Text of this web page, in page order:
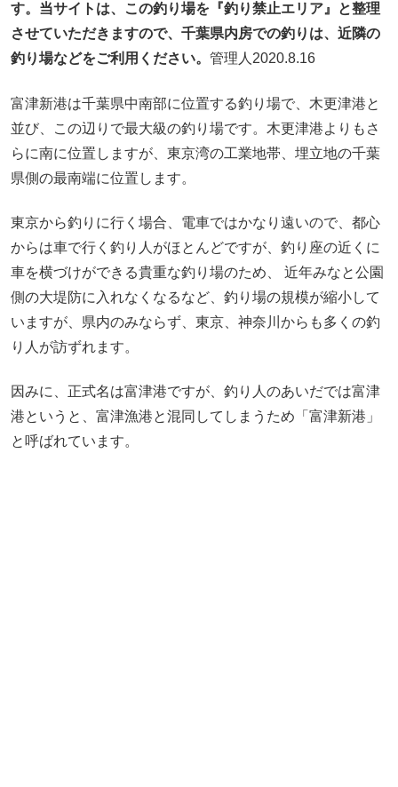
す。当サイトは、この釣り場を『釣り禁止エリア』と整理
させていただきますので、千葉県内房での釣りは、近隣の
釣り場などをご利用ください。 管理人2020.8.16
富津新港は千葉県中南部に位置する釣り場で、木更津港と
並び、この辺りで最大級の釣り場です。木更津港よりもさ
らに南に位置しますが、東京湾の工業地帯、埋立地の千葉
県側の最南端に位置します。
東京から釣りに行く場合、電車ではかなり遠いので、都心
からは車で行く釣り人がほとんどですが、釣り座の近くに
車を横づけができる貴重な釣り場のため、 近年みなと公園
側の大堤防に入れなくなるなど、釣り場の規模が縮小して
いますが、県内のみならず、東京、神奈川からも多くの釣
り人が訪ずれます。
因みに、正式名は富津港ですが、釣り人のあいだでは富津
港というと、富津漁港と混同してしまうため「富津新港」
と呼ばれています。